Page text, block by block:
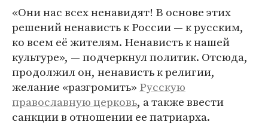
«Они нас всех ненавидят! В основе этих
решений ненависть к России — к русским,
ко всем её жителям. Ненависть к нашей
культуре», — подчеркнул политик. Отсюда,
продолжил он, ненависть к религии,
желание «разгромить» Русскую
православную церковь, а также ввести
санкции в отношении ее патриарха.